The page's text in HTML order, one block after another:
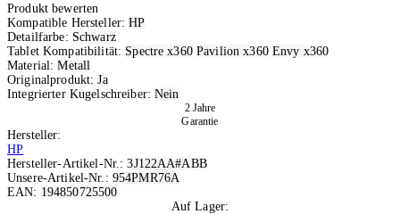
Produkt bewerten
Kompatible Hersteller:HP
Detailfarbe: Schwarz
Tablet Kompatibilität: Spectre x360 Pavilion x360 Envy x360
Material:Metall
Originalprodukt:Ja
Integrierter Kugelschreiber:Nein
2 Jahre
Garantie
Hersteller:
HP
Hersteller-Artikel-Nr.:3J122AA#ABB
Unsere-Artikel-Nr.: 954PMR76A
EAN: 194850725500
Auf Lager: